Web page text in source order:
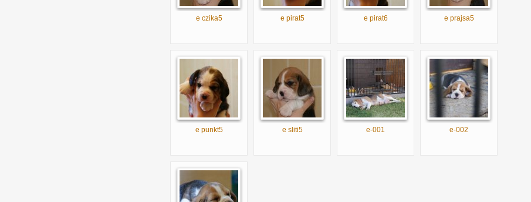
e czika5 e pirat5 e pirat6 e prajsa5
e punkt5 e sliti5 e-001 e-002